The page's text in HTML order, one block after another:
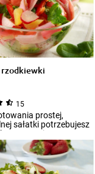
rzodkiewki
15
prostej,
sałatki potrzebujesz
warzyw i
p...